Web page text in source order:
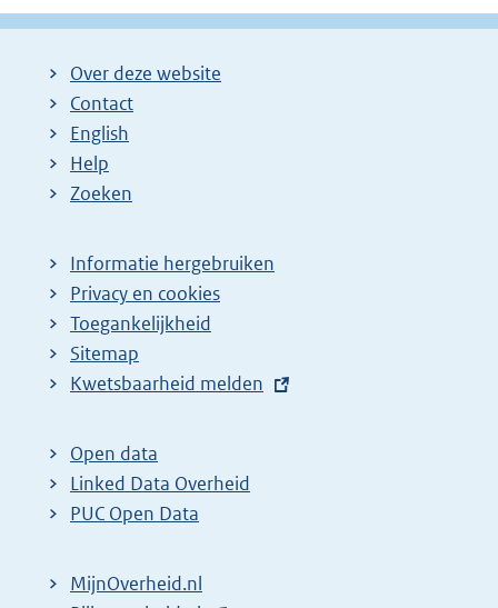
Over deze website
Contact
English
Help
Zoeken
Informatie hergebruiken
Privacy en cookies
Toegankelijkheid
Sitemap
E
t
e
r
l
Kwetsbaarheid melden
Open data
Linked Data Overheid
PUC Open Data
MijnOverheid.nl